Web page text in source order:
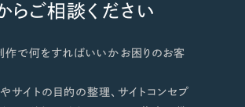
らご相談ください
作で何をすればいいかお困りのお客
サイトの目的の整理、サイトコンセプ